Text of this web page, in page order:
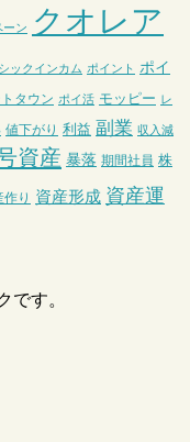
ーン クオレア
ックインカム ポイント ポイ
タウン ポイ活 モッピー レ
値下がり 利益 副業 収入減
資産 暴落 期間社員 株
作り 資産形成 資産運
です。